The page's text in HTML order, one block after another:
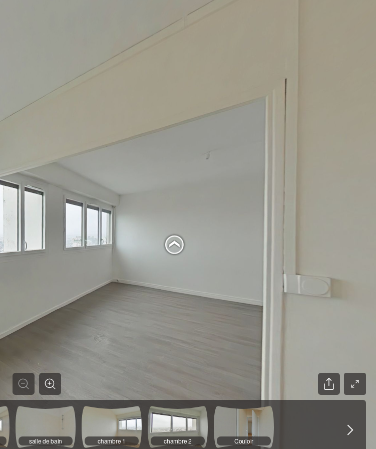
salle de bain chambre 1 chambre 2 Couloir